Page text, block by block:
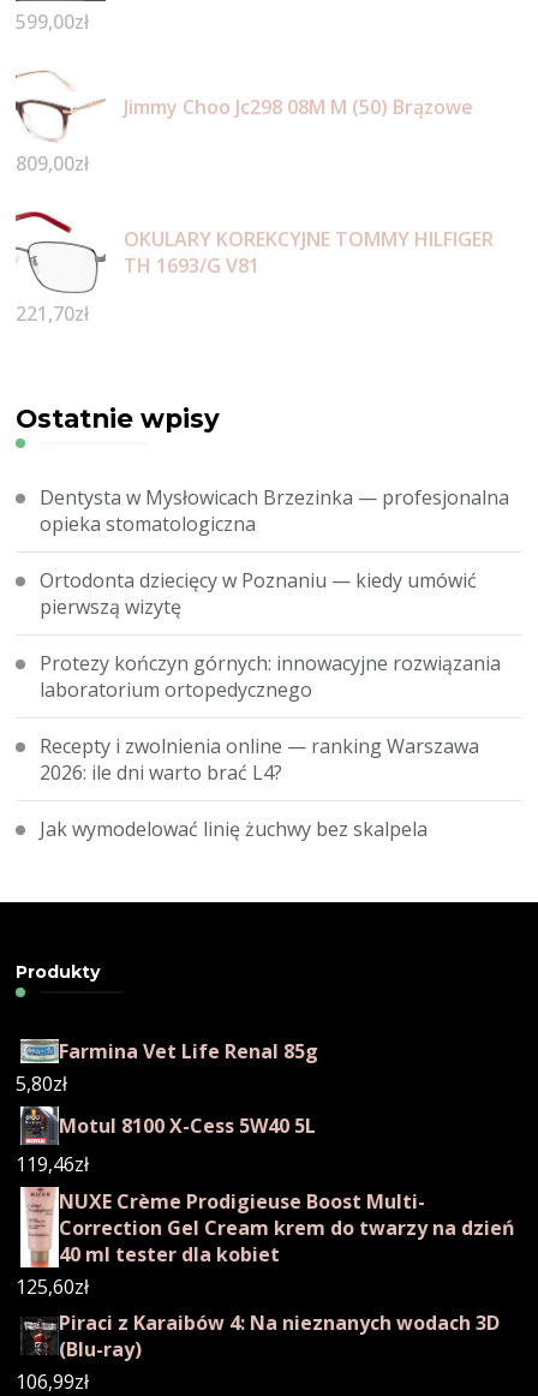
599,00zł
Jimmy Choo Jc298 08M M (50) Brązowe
809,00zł
OKULARY KOREKCYJNE TOMMY HILFIGER
TH 1693/G V81
221,70zł
Ostatnie wpisy
Dentysta w Mysłowicach Brzezinka — profesjonalna
opieka stomatologiczna
Ortodonta dziecięcy w Poznaniu — kiedy umówić
pierwszą wizytę
Protezy kończyn górnych: innowacyjne rozwiązania
laboratorium ortopedycznego
Recepty i zwolnienia online — ranking Warszawa
2026: ile dni warto brać L4?
Jak wymodelować linię żuchwy bez skalpela
Produkty
Farmina Vet Life Renal 85g
5,80zł
Motul 8100 X-Cess 5W40 5L
119,46zł
NUXE Crème Prodigieuse Boost Multi-
Correction Gel Cream krem do twarzy na dzień
40 ml tester dla kobiet
125,60zł
Piraci z Karaibów 4: Na nieznanych wodach 3D
(Blu-ray)
106,99zł